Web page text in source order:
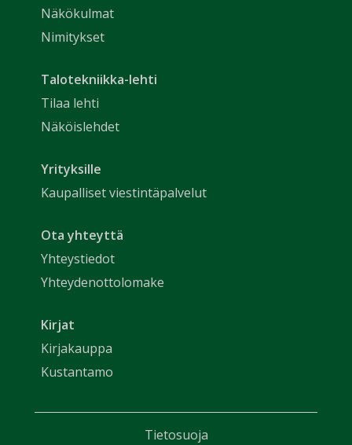
Näkökulmat
Nimitykset
Talotekniikka-lehti
Tilaa lehti
Näköislehdet
Yrityksille
Kaupalliset viestintäpalvelut
Ota yhteyttä
Yhteystiedot
Yhteydenottolomake
Kirjat
Kirjakauppa
Kustantamo
Tietosuoja